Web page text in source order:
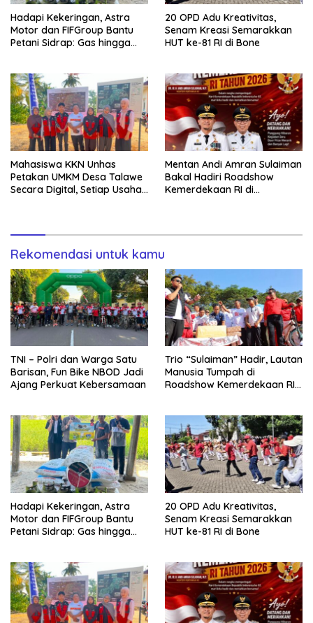
Hadapi Kekeringan, Astra
Motor dan FIFGroup Bantu
Petani Sidrap: Gas hingga
20 OPD Adu Kreativitas,
Senam Kreasi Semarakkan
HUT ke-81 RI di Bone
Mahasiswa KKN Unhas
Petakan UMKM Desa Talawe
Secara Digital, Setiap Usaha
Mentan Andi Amran Sulaiman
Bakal Hadiri Roadshow
Kemerdekaan RI di
Rekomendasi untuk kamu
TNI – Polri dan Warga Satu
Barisan, Fun Bike NBOD Jadi
Ajang Perkuat Kebersamaan
Trio “Sulaiman” Hadir, Lautan
Manusia Tumpah di
Roadshow Kemerdekaan RI
Hadapi Kekeringan, Astra
Motor dan FIFGroup Bantu
Petani Sidrap: Gas hingga
20 OPD Adu Kreativitas,
Senam Kreasi Semarakkan
HUT ke-81 RI di Bone